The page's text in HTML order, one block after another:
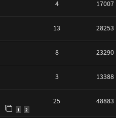
4 17007
13 28253
8 23290
3 13388
1 2
25 48883